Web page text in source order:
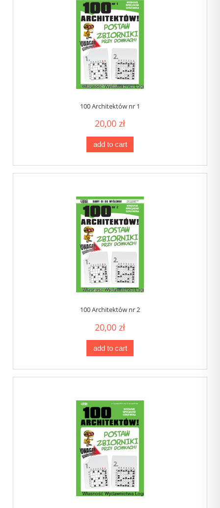
100 Architektów nr 1
20,00 zł
add to cart
100 Architektów nr 2
20,00 zł
add to cart